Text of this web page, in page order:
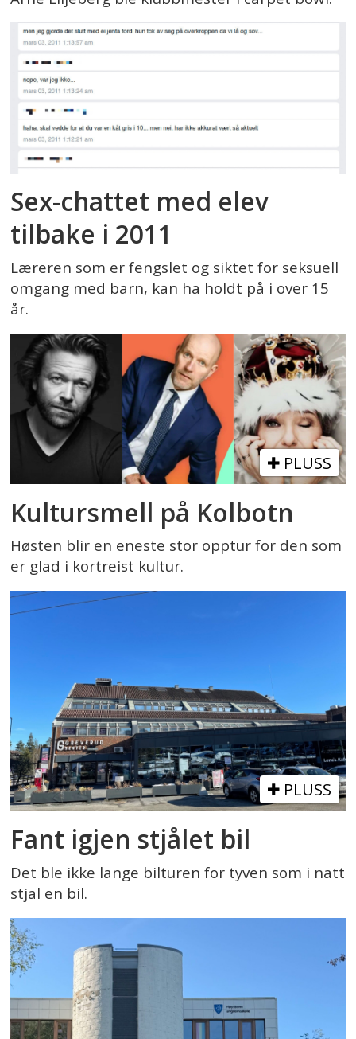
Sex-chattet med elev
tilbake i 2011
Læreren som er fengslet og siktet for seksuell
omgang med barn, kan ha holdt på i over 15
år.
PLUSS
Kultursmell på Kolbotn
Høsten blir en eneste stor opptur for den som
er glad i kortreist kultur.
PLUSS
Fant igjen stjålet bil
Det ble ikke lange bilturen for tyven som i natt
stjal en bil.